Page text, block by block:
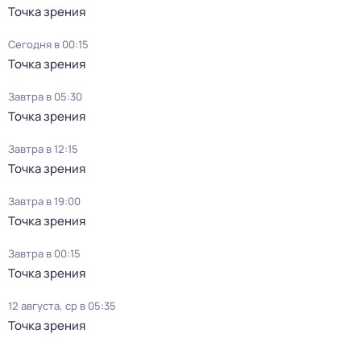
Точка зрения
Сегодня в 00:15
Точка зрения
Завтра в 05:30
Точка зрения
Завтра в 12:15
Точка зрения
Завтра в 19:00
Точка зрения
Завтра в 00:15
Точка зрения
12 августа, ср в 05:35
Точка зрения